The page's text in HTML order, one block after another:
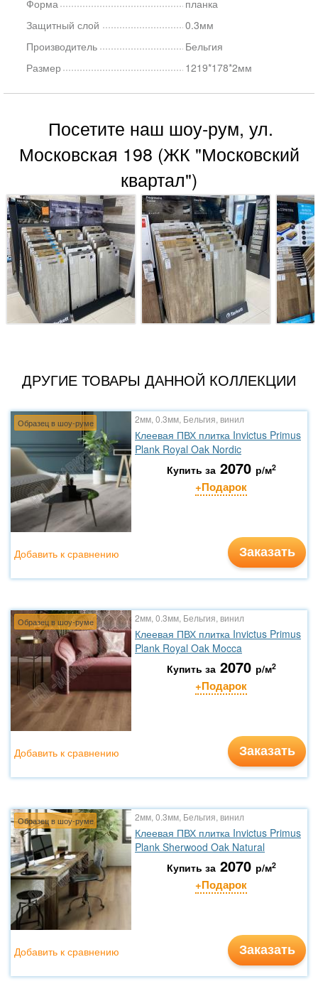
Форма
планка
Защитный слой
0.3мм
Производитель
Бельгия
Размер
1219*178*2мм
Посетите наш шоу-рум, ул.
Московская 198 (ЖК "Московский
квартал")
ДРУГИЕ ТОВАРЫ ДАННОЙ КОЛЛЕКЦИИ
Образец в шоу-руме 2мм, 0.3мм, Бельгия, винил
Клеевая ПВХ плитка Invictus Primus
Plank Royal Oak Nordic
Купить за 2070 р/м2
+Подарок
Заказать
Добавить к сравнению
Образец в шоу-руме 2мм, 0.3мм, Бельгия, винил
Клеевая ПВХ плитка Invictus Primus
Plank Royal Oak Mocca
Купить за 2070 р/м2
+Подарок
Заказать
Добавить к сравнению
Образец в шоу-руме 2мм, 0.3мм, Бельгия, винил
Клеевая ПВХ плитка Invictus Primus
Plank Sherwood Oak Natural
Купить за 2070 р/м2
+Подарок
Заказать
Добавить к сравнению